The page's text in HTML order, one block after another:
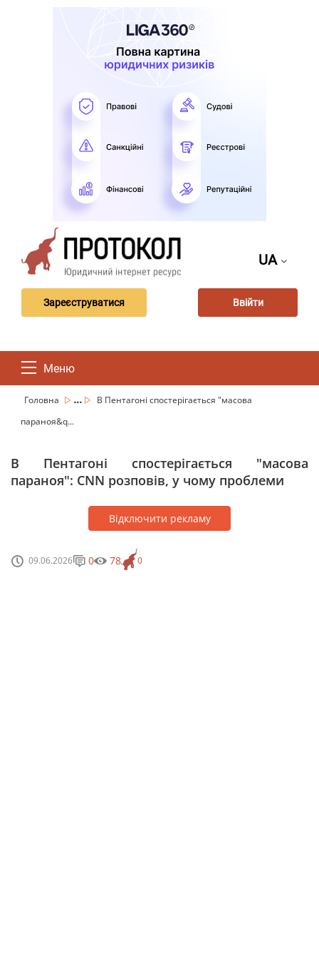
UA
Зареєструватися Ввійти
Меню
Головна ...
В Пентагоні спостерігається "масова
параноя&q...
В Пентагоні спостерігається "масова
параноя": CNN розповів, у чому проблеми
Відключити рекламу
09.06.2026 0
0 78